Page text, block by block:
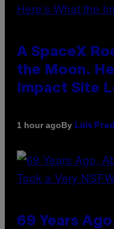
A SpaceX
the Moon.
Impact Site
1 hour agoBy Luis
69 Years